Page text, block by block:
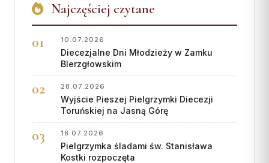
Najczęściej czytane
10.07.2026
Diecezjalne Dni Młodzieży w Zamku
BIerzgłowskim
28.07.2026
Wyjście Pieszej Pielgrzymki Diecezji
Toruńskiej na Jasną Górę
18.07.2026
Pielgrzymka śladami św. Stanisława
Kostki rozpoczęta